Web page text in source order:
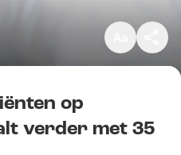
Kopieer link
op
verder met 35